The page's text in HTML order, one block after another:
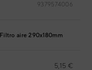
9379574006
Filtro aire 290x180mm
5,15 €